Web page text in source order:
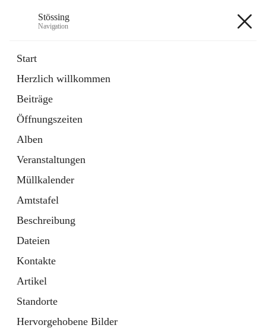
Stössing
Navigation
Start
Herzlich willkommen
Beiträge
Öffnungszeiten
Alben
Veranstaltungen
Müllkalender
Amtstafel
Beschreibung
Dateien
Kontakte
Artikel
Standorte
Hervorgehobene Bilder
Datei
in
Tab
Kindergarten
öffnet
in
neuem
Tab